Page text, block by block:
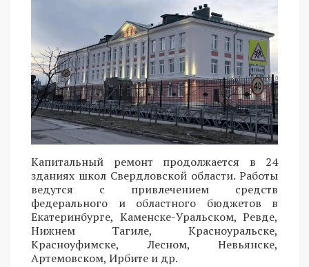
Капитальный ремонт продолжается в 24
зданиях школ Свердловской области. Работы
ведутся с привлечением средств
федерального и областного бюджетов в
Екатеринбурге, Каменске-Уральском, Ревде,
Нижнем Тагиле, Красноуральске,
Красноуфимске, Лесном, Невьянске,
Артемовском, Ирбите и др.